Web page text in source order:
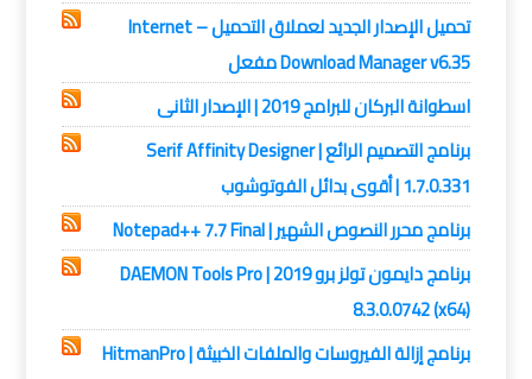
تحميل الإصدار الجديد لعملاق التحميل – Internet
Download Manager v6.35 مفعل
اسطوانة البركان للبرامج 2019 | الإصدار الثانى
برنامج التصميم الرائع | Serif Affinity Designer
1.7.0.331 | أقوى بدائل الفوتوشوب
برنامج محرر النصوص الشهير | Notepad++ 7.7 Final
برنامج دايمون تولز برو 2019 | DAEMON Tools Pro
8.3.0.0742 (x64)
برنامج إزالة الفيروسات والملفات الخبيثة | HitmanPro